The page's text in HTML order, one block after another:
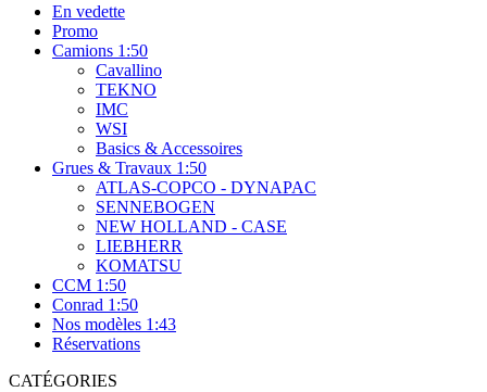
En vedette
Promo
Camions 1:50
Cavallino
TEKNO
IMC
WSI
Basics & Accessoires
Grues & Travaux 1:50
ATLAS-COPCO - DYNAPAC
SENNEBOGEN
NEW HOLLAND - CASE
LIEBHERR
KOMATSU
CCM 1:50
Conrad 1:50
Nos modèles 1:43
Réservations
CATÉGORIES